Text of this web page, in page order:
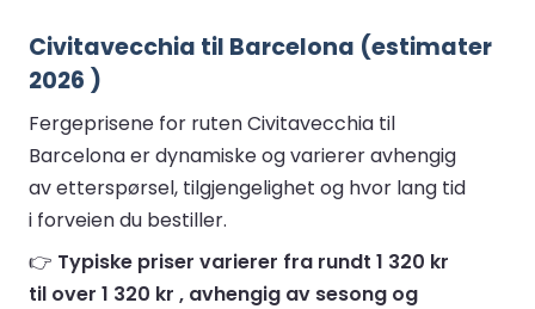
Civitavecchia til Barcelona (estimater
2026 )
Fergeprisene for ruten Civitavecchia til
Barcelona er dynamiske og varierer avhengig
av etterspørsel, tilgjengelighet og hvor lang tid
i forveien du bestiller.
👉 Typiske priser varierer fra rundt 1 320 kr
til over 1 320 kr , avhengig av sesong og